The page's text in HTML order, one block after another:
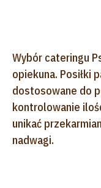
Wybór cateringu
opiekuna. Posiłki
dostosowane do
kontrolowanie
unikać
nadwagi.